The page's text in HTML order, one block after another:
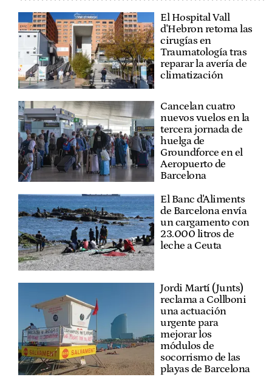
El Hospital Vall
d'Hebron retoma las
cirugías en
Traumatología tras
reparar la avería de
climatización
Cancelan cuatro
nuevos vuelos en la
tercera jornada de
huelga de
Groundforce en el
Aeropuerto de
Barcelona
El Banc d'Aliments
de Barcelona envía
un cargamento con
23.000 litros de
leche a Ceuta
Jordi Martí (Junts)
reclama a Collboni
una actuación
urgente para
mejorar los
módulos de
socorrismo de las
playas de Barcelona